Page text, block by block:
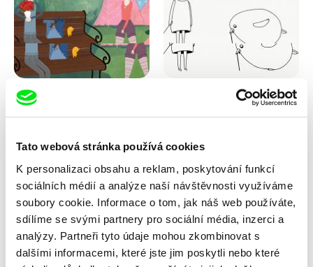
Tato webová stránka používá cookies
K personalizaci obsahu a reklam, poskytování funkcí
sociálních médií a analýze naší návštěvnosti využíváme
soubory cookie. Informace o tom, jak náš web používáte,
sdílíme se svými partnery pro sociální média, inzerci a
analýzy. Partneři tyto údaje mohou zkombinovat s
dalšími informacemi, které jste jim poskytli nebo které
Pernille Sihm
Podivný zvuk
Inès Bernard-Espina, Mélody Lubomír Beneš